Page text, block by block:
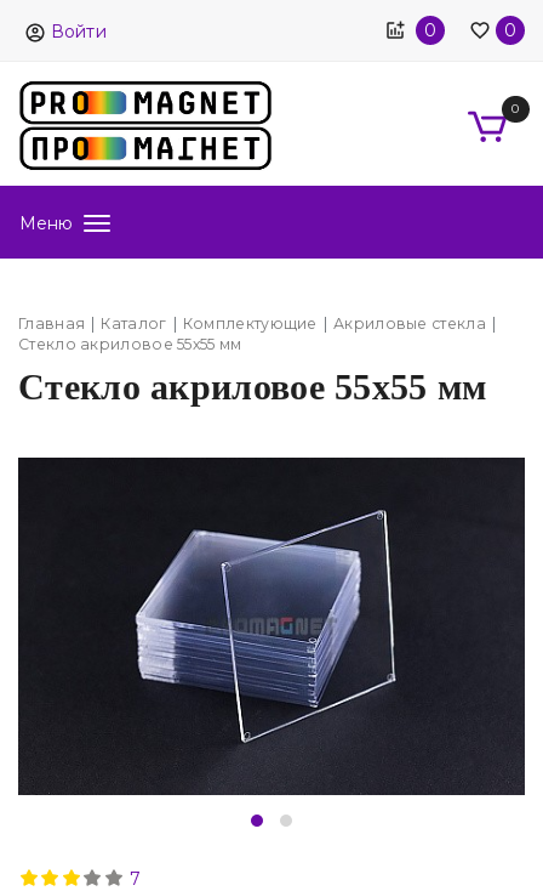
Войти 0 0
0
Меню
Главная Каталог Комплектующие
Акриловые стекла
Стекло акриловое 55х55 мм
Стекло акриловое 55х55 мм
7